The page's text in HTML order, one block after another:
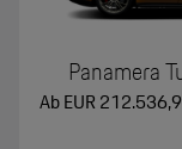
Panamera
Ab EUR